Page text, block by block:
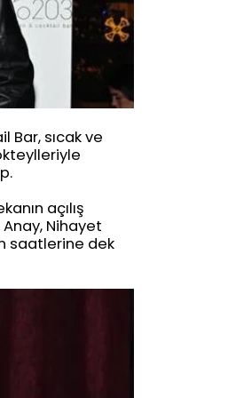
sıcak ve
açılış
Nihayet
saatlerine dek